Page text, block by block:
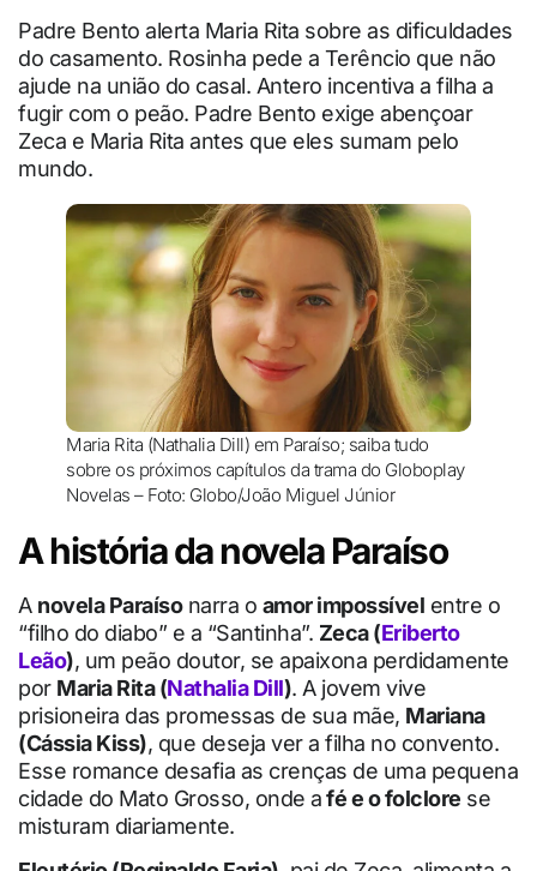
Padre Bento alerta Maria Rita sobre as dificuldades
do casamento. Rosinha pede a Terêncio que não
ajude na união do casal. Antero incentiva a filha a
fugir com o peão. Padre Bento exige abençoar
Zeca e Maria Rita antes que eles sumam pelo
mundo.
Maria Rita (Nathalia Dill) em Paraíso; saiba tudo
sobre os próximos capítulos da trama do Globoplay
Novelas – Foto: Globo/João Miguel Júnior
A história da novela Paraíso
A novela Paraísonarra o amor impossível entre o
“filho do diabo” e a “Santinha”. Zeca (Eriberto
Leão), um peão doutor, se apaixona perdidamente
por Maria Rita (Nathalia Dill). A jovem vive
prisioneira das promessas de sua mãe, Mariana
(Cássia Kiss), que deseja ver a filha no convento.
Esse romance desafia as crenças de uma pequena
cidade do Mato Grosso, onde afé e o folclore se
misturam diariamente.